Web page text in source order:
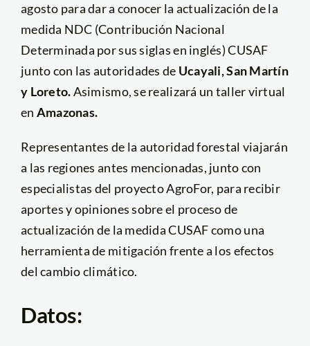
agosto para dar a conocer la actualización de la
medida NDC (Contribución Nacional
Determinada por sus siglas en inglés) CUSAF
junto con las autoridades de Ucayali, San Martín
y Loreto.Asimismo, se realizará un taller virtual
en Amazonas.
Representantes de la autoridad forestal viajarán
a las regiones antes mencionadas, junto con
especialistas del proyecto AgroFor, para recibir
aportes y opiniones sobre el proceso de
actualización de la medida CUSAF como una
herramienta de mitigación frente a los efectos
del cambio climático.
Datos: